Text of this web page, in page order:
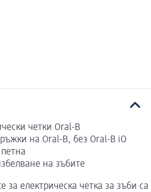
четки Oral-B
на Oral-B, без Oral-B iO
на зъбите
за електрическа четка за зъби са